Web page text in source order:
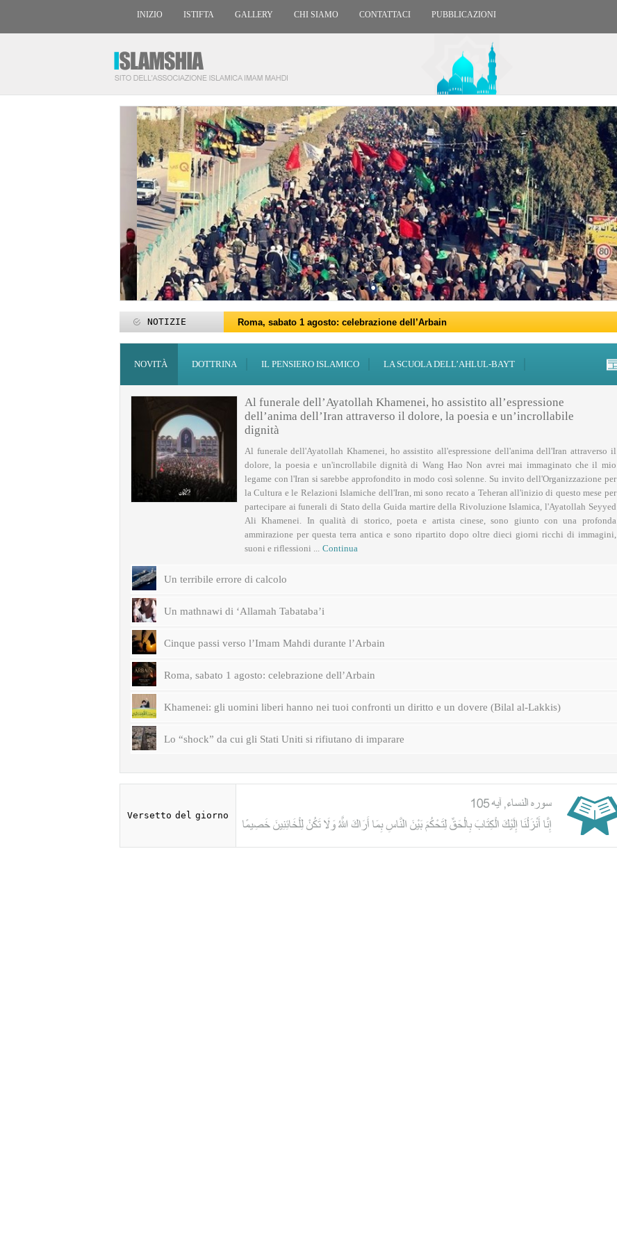
INIZIO ISTIFTA GALLERY CHI SIAMO CONTATTACI PUBBLICAZIONI
NOTIZIE
Roma, sabato 1 agosto: celebrazione dell’Arbain
Roma, 15-25 giugno: programmi per il mese di Muharram
Roma, sabato 6 giugno: Eid al-Ghadir
27 maggio: Eid al-Adha (Festa del Sacrificio)
‘Id al-Fitr sarà sabato 21 marzo
ZAKATUL-FITR 1447 – 2026
Programmi per la notte di Qadr a Roma
I programmi del Centro Islamico Imam Mahdi di Roma per il Ramadan
Domani giovedì 19 febbraio primo giorno di Ramadan
Roma, sabato 14 febbraio: docufilm “Rivoluzione”
NOVITÀ
DOTTRINA IL PENSIERO ISLAMICO LA SCUOLA DELL’AHLUL-BAYT
Al funerale dell’Ayatollah Khamenei, ho assistito all’espressione
dell’anima dell’Iran attraverso il dolore, la poesia e un’incrollabile
dignità
Al funerale dell'Ayatollah Khamenei, ho assistito all'espressione dell'anima dell'Iran attraverso il
dolore, la poesia e un'incrollabile dignità di Wang Hao Non avrei mai immaginato che il mio
legame con l'Iran si sarebbe approfondito in modo così solenne. Su invito dell'Organizzazione per
la Cultura e le Relazioni Islamiche dell'Iran, mi sono recato a Teheran all'inizio di questo mese per
partecipare ai funerali di Stato della Guida martire della Rivoluzione Islamica, l'Ayatollah Seyyed
Ali Khamenei. In qualità di storico, poeta e artista cinese, sono giunto con una profonda
ammirazione per questa terra antica e sono ripartito dopo oltre dieci giorni ricchi di immagini,
suoni e riflessioni ...
Continua
Un terribile errore di calcolo
Un mathnawi di ‘Allamah Tabataba’i
Cinque passi verso l’Imam Mahdi durante l’Arbain
Roma, sabato 1 agosto: celebrazione dell’Arbain
Khamenei: gli uomini liberi hanno nei tuoi confronti un diritto e un dovere (Bilal al-Lakkis)
Lo “shock” da cui gli Stati Uniti si rifiutano di imparare
Versetto del giorno